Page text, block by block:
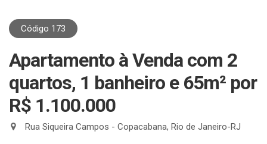
Código 173
Apartamento à Venda com 2
quartos, 1 banheiro e 65m² por
R$ 1.100.000
Rua Siqueira Campos - Copacabana, Rio de Janeiro-RJ